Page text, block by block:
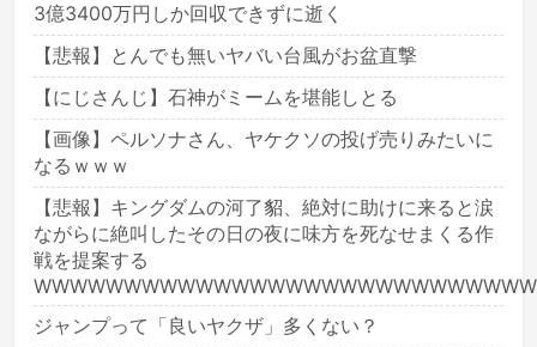
3億3400万円しか回収できずに逝く
【悲報】とんでも無いヤバい台風がお盆直撃
【にじさんじ】石神がミームを堪能しとる
【画像】ペルソナさん、ヤケクソの投げ売りみたいに
なるｗｗｗ
【悲報】キングダムの河了貂、絶対に助けに来ると涙
ながらに絶叫したその日の夜に味方を死なせまくる作
戦を提案する
WWWWWWWWWWWWWWWWWWWWWWWWWWWW
ジャンプって「良いヤクザ」多くない？